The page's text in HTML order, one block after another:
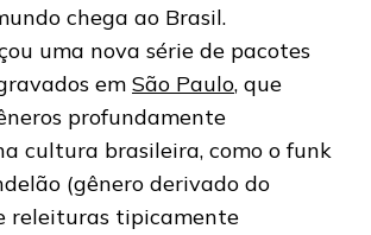
chega ao Brasil.
uma nova série de pacotes
em São Paulo, que
profundamente
cultura brasileira, como o funk
(gênero derivado do
releituras tipicamente